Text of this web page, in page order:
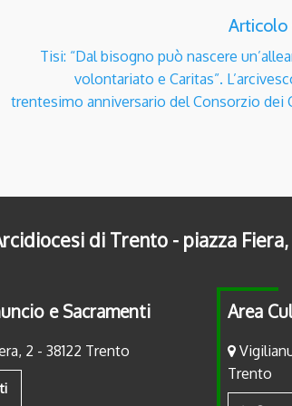
Articolo
Tisi: “Dal bisogno può nascere
volontariato e Caritas”.
trentesimo anniversario del Consorzio dei
di Trento - piazza Fiera,
e Sacramenti
2 - 38122 Trento
Area
Trento